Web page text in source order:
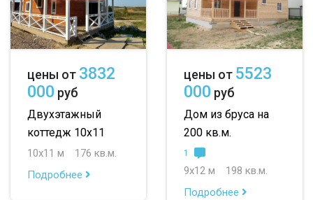
цены от 3832
000 руб
Двухэтажный
коттедж 10х11
10х11 м
176 кв.м.
Подробнее
цены от 5523
000 руб
Дом из бруса на
200 кв.м.
1
9х12 м
198 кв.м.
Подробнее